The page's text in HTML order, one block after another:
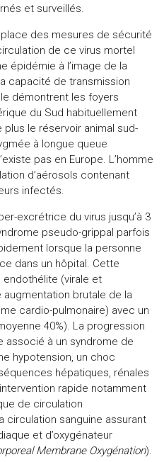
et surveillés.
des mesures de sécurité
de ce virus mortel
épidémie à l’image de la
capacité de transmission
démontrent les foyers
du Sud habituellement
le réservoir animal sud-
à longue queue
pas en Europe. L’homme
d’aérosols contenant
infectés.
excrétrice du virus jusqu’à 3
pseudo-grippal parfois
lorsque la personne
dans un hôpital. Cette
(virale et
brutale de la
cardio-pulmonaire) avec un
40%). La progression
associé à un syndrome de
hypotension, un choc
hépatiques, rénales
rapide notamment
de circulation
circulation sanguine assurant
et d’oxygénateur
Membrane Oxygénation).